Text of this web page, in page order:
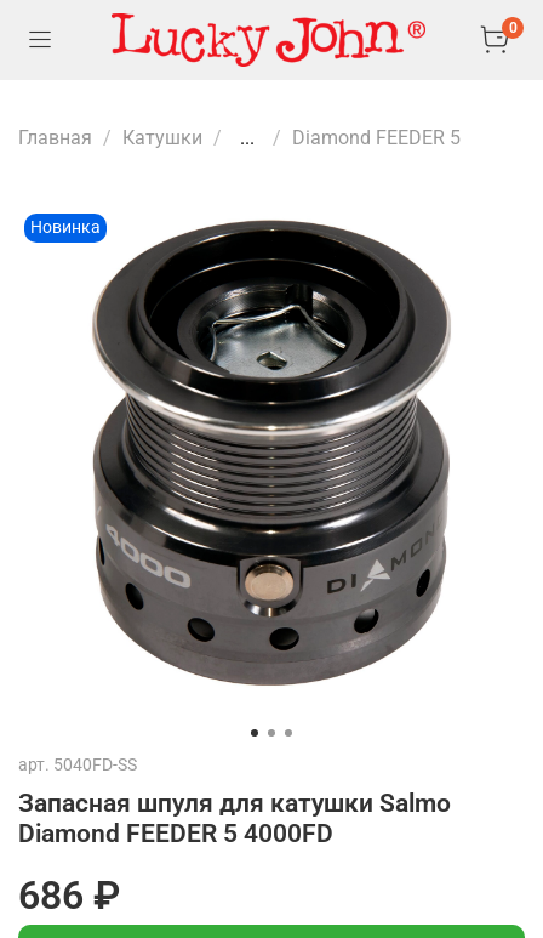
0
Главная Катушки ... Diamond FEEDER 5
Новинка
арт. 5040FD-SS
Запасная шпуля для катушки Salmo
Diamond FEEDER 5 4000FD
686 ₽